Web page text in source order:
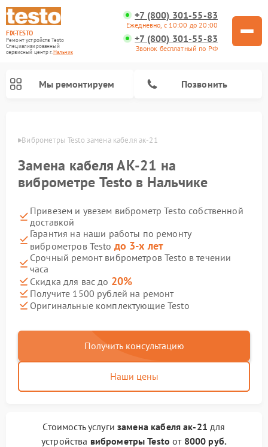
FIX-TESTO
Ремонт устройств Testo
Специализированный
cервисный центр г.Нальчик
+7 (800) 301-55-83
Ежедневно, с 10:00 до 20:00
+7 (800) 301-55-83
Звонок бесплатный по РФ
Мы ремонтируем Позвонить
Виброметры Testo замена кабеля ак-21
Замена кабеля АК-21 на
виброметре Testo в Нальчике
Привезем и увезем виброметр Testo собственной
доставкой
Гарантия на наши работы по ремонту
виброметров Testo до 3-х лет
Срочный ремонт виброметров Testo в течении
часа
Скидка для вас до 20%
Получите 1500 рублей на ремонт
Оригинальные комплектующие Testo
Получить консультацию
Наши цены
Стоимость услугизамена кабеля ак-21 для
устройства виброметры Testo от 8000 руб.